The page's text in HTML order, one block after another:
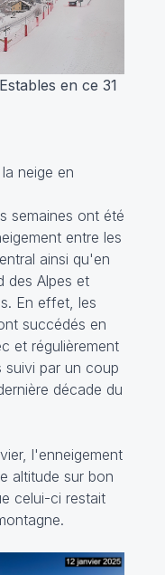
en ce 31
neige en
semaines ont été
entre les
ainsi qu'en
des Alpes et
En effet, les
succédés en
et régulièrement
suivi par un coup
décade du
l'enneigement
altitude sur bon
celui-ci restait